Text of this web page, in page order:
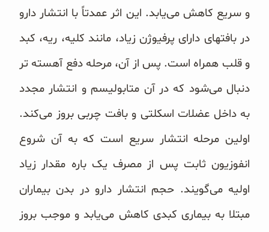
و سریع کاهش می‌یابد. این اثر ‏عمدتاً با انتشار دارو
در بافتهای دارای پرفیوژن زیاد، مانند کلیه، ریه، کبد
و قلب همراه است. پس از آن، مرحله دفع آهسته‌ ‏تر
دنبال می‌شود که در آن متابولیسم و انتشار مجدد
به داخل عضلات اسکلتی و بافت چربی بروز می‌کند.
اولین مرحله ‏انتشار سریع است که به آن شروع
انفوزیون ثابت پس از مصرف یک باره مقدار زیاد
اولیه می‌گویند. حجم انتشار دارو در ‏بدن بیماران
مبتلا به بیماری کبدی کاهش می‌یابد و موجب بروز